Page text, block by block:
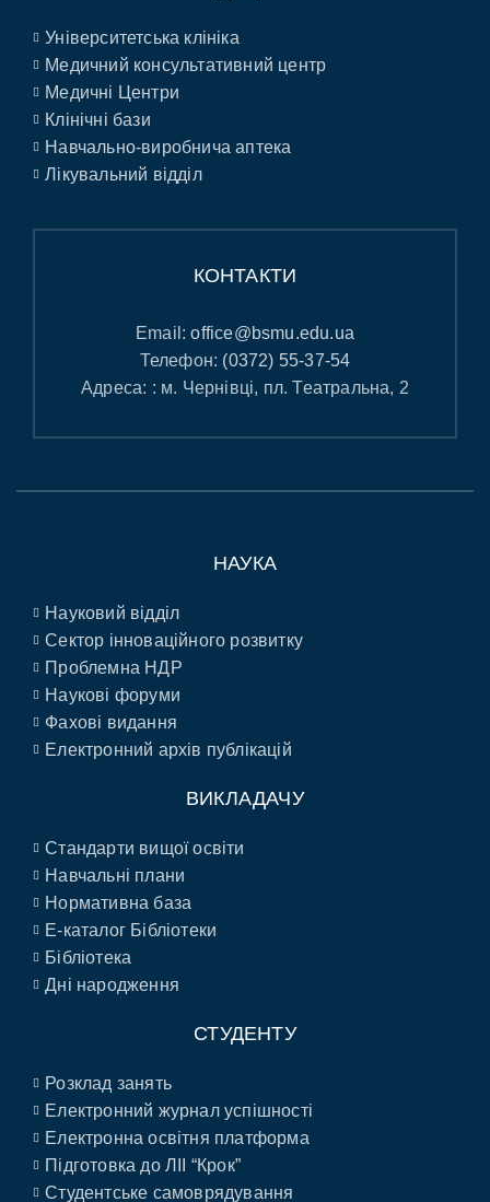
Університетська клініка
Медичний консультативний центр
Медичні Центри
Клінічні бази
Навчально-виробнича аптека
Лікувальний відділ
КОНТАКТИ
Email:office@bsmu.edu.ua
Телефон: (0372) 55-37-54
Адреса: : м. Чернівці, пл. Театральна, 2
НАУКА
Науковий відділ
Сектор інноваційного розвитку
Проблемна НДР
Наукові форуми
Фахові видання
Електронний архів публікацій
ВИКЛАДАЧУ
Стандарти вищої освіти
Навчальні плани
Нормативна база
E-каталог Бібліотеки
Бібліотека
Дні народження
СТУДЕНТУ
Розклад занять
Електронний журнал успішності
Електронна освітня платформа
Підготовка до ЛІІ “Крок”
Студентське самоврядування